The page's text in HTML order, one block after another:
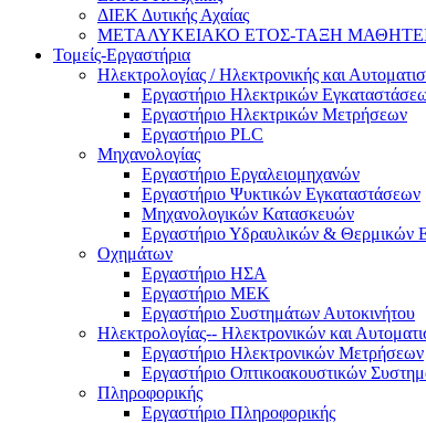
ΔΙΕΚ Δυτικής Αχαίας
ΜΕΤΑΛΥΚΕΙΑΚΟ ΕΤΟΣ-ΤΑΞΗ
Τομείς-Εργαστήρια
Ηλεκτρολογίας / Ηλεκτρονικής και
Εργαστήριο Ηλεκτρικών
Εργαστήριο Ηλεκτρικών Μετρήσεων
Εργαστήριο PLC
Μηχανολογίας
Εργαστήριο Εργαλειομηχανών
Εργαστήριο Ψυκτικών Εγκαταστάσεων
Μηχανολογικών Κατασκευών
Εργαστήριο Υδραυλικών & Θερμικών
Οχημάτων
Εργαστήριο ΗΣΑ
Εργαστήριο ΜΕΚ
Εργαστήριο Συστημάτων Αυτοκινήτου
Ηλεκτρολογίας-- Ηλεκτρονικών και
Εργαστήριο Ηλεκτρονικών Μετρήσεων
Εργαστήριο Οπτικοακουστικών
Πληροφορικής
Εργαστήριο Πληροφορικής